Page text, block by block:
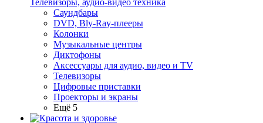
Телевизоры, аудио-видео техника
Саундбары
DVD, Bly-Ray-плееры
Колонки
Музыкальные центры
Диктофоны
Аксессуары для аудио, видео и TV
Телевизоры
Цифровые приставки
Проекторы и экраны
Ещё 5